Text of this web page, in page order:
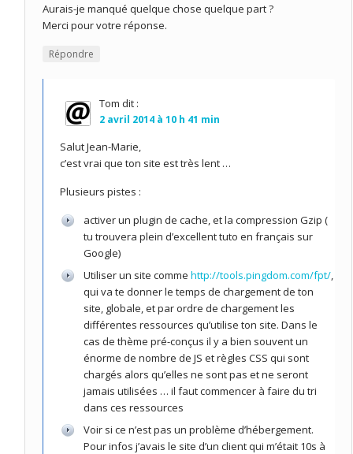
Aurais-je manqué quelque chose quelque part ?
Merci pour votre réponse.
Répondre
Tom dit :
2 avril 2014 à 10 h 41 min
Salut Jean-Marie,
c’est vrai que ton site est très lent …
Plusieurs pistes :
activer un plugin de cache, et la compression Gzip (
tu trouvera plein d’excellent tuto en français sur
Google)
Utiliser un site comme http://tools.pingdom.com/fpt/,
qui va te donner le temps de chargement de ton
site, globale, et par ordre de chargement les
différentes ressources qu’utilise ton site. Dans le
cas de thème pré-conçus il y a bien souvent un
énorme de nombre de JS et règles CSS qui sont
chargés alors qu’elles ne sont pas et ne seront
jamais utilisées … il faut commencer à faire du tri
dans ces ressources
Voir si ce n’est pas un problème d’hébergement.
Pour infos j’avais le site d’un client qui m’était 10s à